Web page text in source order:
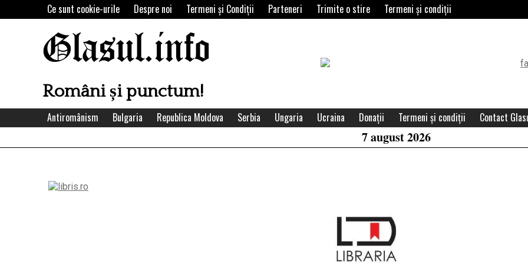
to
Ce sunt cookie-urile Despre noi Termeni şi Condiţii Parteneri Trimite o stire Termeni și condiții
Glasul.info
Români și punctum!
Header
Area
Antiromânism Bulgaria Republica Moldova Serbia Ungaria Ucraina Donații Termeni și condiții Contact
7 august 2026
Left
Asides